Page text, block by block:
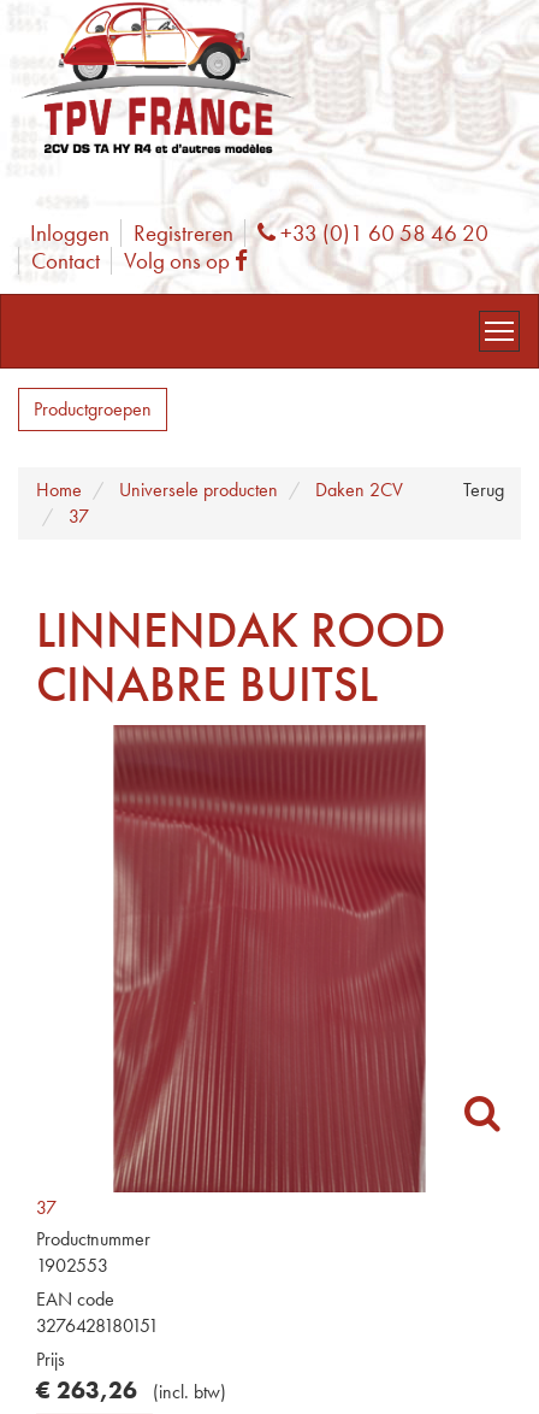
Inloggen Registreren Phone
+33 (0)1 60 58 46 20
Contact
Volg ons op Facebook
Productgroepen
Terug
Home Universele producten
Daken 2CV
37
LINNENDAK ROOD
CINABRE BUITSL
37
Productnummer
1902553
EAN code
3276428180151
Prijs
€ 263,26 (incl. btw)